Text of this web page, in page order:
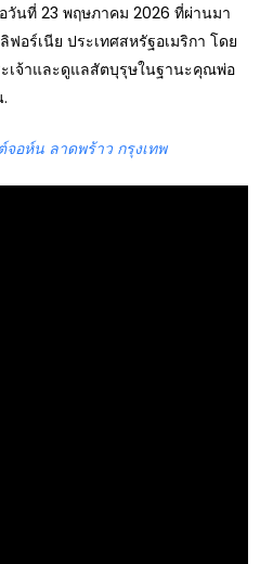
วันที่ 23 พฤษภาคม 2026 ที่ผ่านมา
ร์เนีย ประเทศสหรัฐอเมริกา โดย
เจ้าและดูแลสัตบุรุษในฐานะคุณพ่อ
อห์น ลาดพร้าว กรุงเทพ